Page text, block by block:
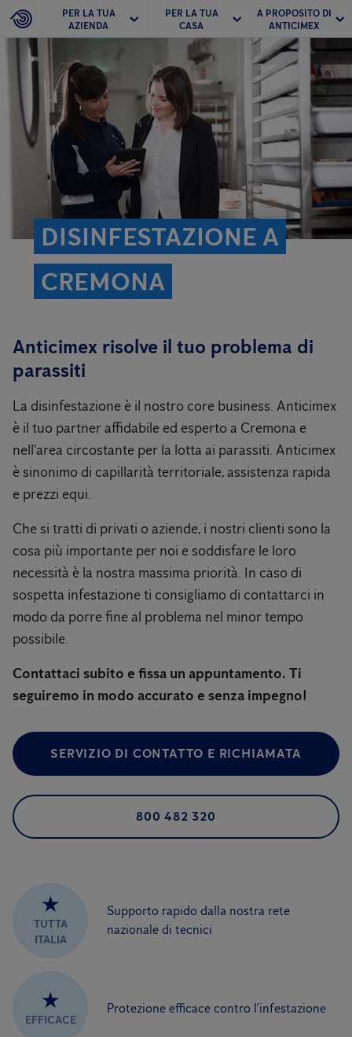
PER LA TUA
AZIENDA
PER LA TUA
CASA
A PROPOSITO DI
ANTICIMEX
DISINFESTAZIONE A
CREMONA
Anticimex risolve il tuo problema di
parassiti
La disinfestazione è il nostro core business. Anticimex
è il tuo partner affidabile ed esperto a Cremona e
nell'area circostante per la lotta ai parassiti. Anticimex
è sinonimo di capillarità territoriale, assistenza rapida
e prezzi equi.
Che si tratti di privati ​​o aziende, i nostri clienti sono la
cosa più importante per noi e soddisfare le loro
necessità è la nostra massima priorità. In caso di
sospetta infestazione ti consigliamo di contattarci in
modo da porre fine al problema nel minor tempo
possibile.
Contattaci subito e fissa un appuntamento. Ti
seguiremo in modo accurato e senza impegno!
SERVIZIO DI CONTATTO E RICHIAMATA
800 482 320
★
TUTTA
ITALIA
Supporto rapido dalla nostra rete
nazionale di tecnici
★
EFFICACE
Protezione efficace contro l’infestazione